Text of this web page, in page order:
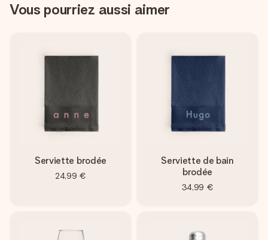
Vous pourriez aussi aimer
Serviette brodée
24,99 €
Serviette de bain
brodée
34,99 €